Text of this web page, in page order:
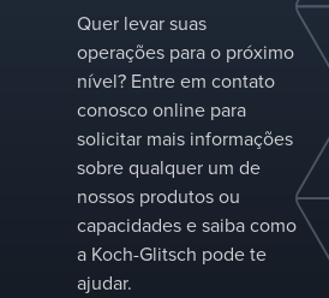
o
em
Quer levar suas
operações para o próximo
nível? Entre em contato
conosco online para
solicitar mais informações
sobre qualquer um de
nossos produtos ou
capacidades e saiba como
a Koch-Glitsch pode te
ajudar.